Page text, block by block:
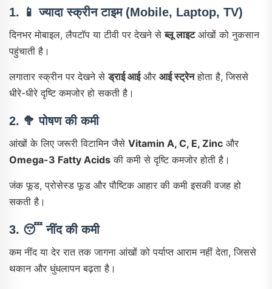
1. 📱ज्यादा स्क्रीन टाइम (Mobile, Laptop, TV)
दिनभर मोबाइल, लैपटॉप या टीवी पर देखने सेब्लू लाइटआंखों को नुकसान
पहुंचाती है।
लगातार स्क्रीन पर देखने सेड्राई आईऔर आई स्ट्रेनहोता है, जिससे
धीरे-धीरे दृष्टि कमजोर हो सकती है।
2. 🥦पोषण की कमी
आंखों के लिए जरूरी विटामिन जैसे Vitamin A, C, E, Zinc और
Omega-3 Fatty Acids की कमी से दृष्टि कमजोर होती है।
जंक फूड, प्रोसेस्ड फूड और पौष्टिक आहार की कमी इसकी वजह हो
सकती है।
3. 😴नींद की कमी
कम नींद या देर रात तक जागना आंखों को पर्याप्त आराम नहीं देता, जिससे
थकान और धुंधलापन बढ़ता है।